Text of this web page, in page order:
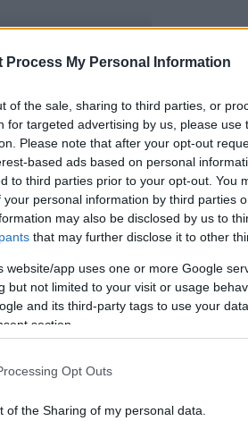
Process My Personal Information
of the sale, sharing to third parties, or
for targeted advertising by us, please use
Please note that after your opt-out
based ads based on personal
to third parties prior to your opt-out. You
personal information by third parties
may also be disclosed by us to
that may further disclose it to other
website/app uses one or more Google
but not limited to your visit or usage
and its third-party tags to use your
section.
Opt Outs
of the Sharing of my personal data.
a Művészben